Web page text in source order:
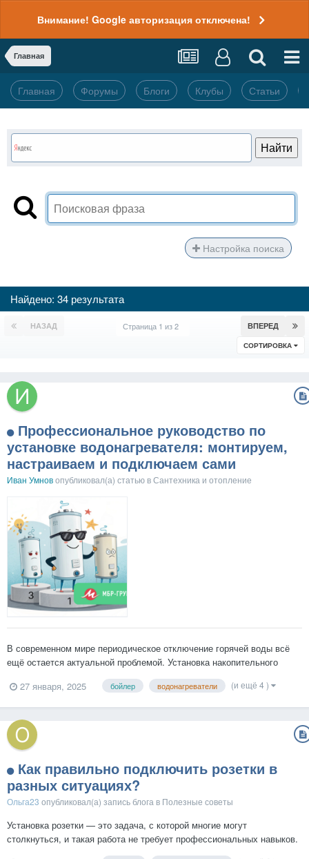
Внимание! Google авторизация отключена!
Главная
Главная Форумы Блоги Клубы Статьи
Настройка поиска
Найдено: 34 результата
НАЗАД ВПЕРЕД
Страница 1 из 2
СОРТИРОВКА
Профессиональное руководство по
установке водонагревателя: монтируем,
настраиваем и подключаем сами
Иван Умновопубликовал(а) статью вСантехника и отопление
В современном мире периодическое отключение горячей воды всё
ещё остается актуальной проблемой. Установка накопительного
электрического водонагревателя (бойлера) становится оптимальным
решением для обеспечения постоянного доступа к горячей воде.
27 января, 2025 бойлер водонагреватели (и ещё 4 )
Как правильно подключить розетки в
разных ситуациях?
Ольга23 опубликовал(а) запись блога в Полезные советы
Установка розетки — это задача, с которой многие могут
столкнуться, и такая работа не требует профессиональных навыков.